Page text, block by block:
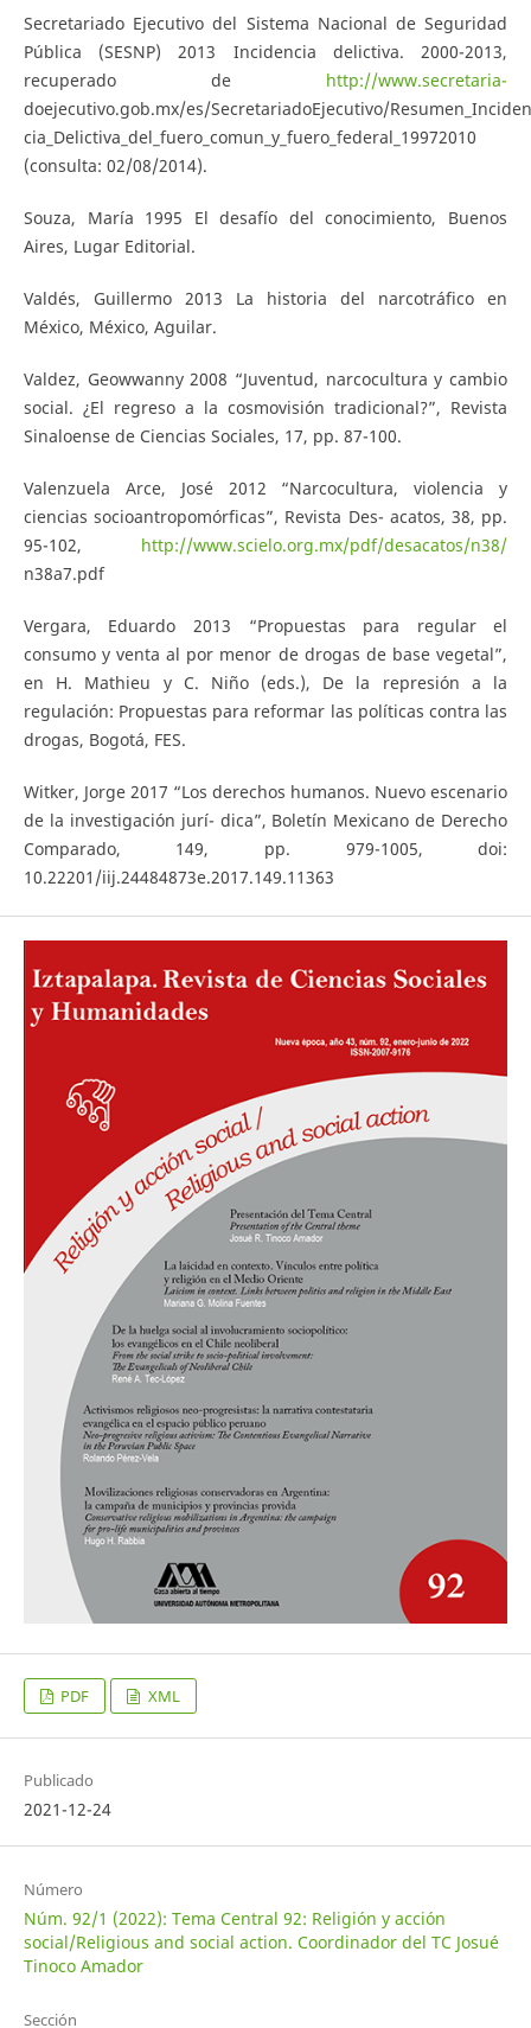
Secretariado Ejecutivo del Sistema Nacional de Seguridad
Pública (SESNP) 2013 Incidencia delictiva. 2000-2013,
recuperado de http://www.secretaria-
doejecutivo.gob.mx/es/SecretariadoEjecutivo/
cia_Delictiva_del_fuero_comun_y_fuero_federal_19972010
(consulta: 02/08/2014).
Souza, María 1995 El desafío del conocimiento, Buenos
Aires, Lugar Editorial.
Valdés, Guillermo 2013 La historia del narcotráfico en
México, México, Aguilar.
Valdez, Geowwanny 2008 “Juventud, narcocultura y cambio
social. ¿El regreso a la cosmovisión tradicional?”, Revista
Sinaloense de Ciencias Sociales, 17, pp. 87-100.
Valenzuela Arce, José 2012 “Narcocultura, violencia y
ciencias socioantropomórficas”, Revista Des- acatos, 38, pp.
95-102, http://www.scielo.org.mx/pdf/desacatos/n38/
n38a7.pdf
Vergara, Eduardo 2013 “Propuestas para regular el
consumo y venta al por menor de drogas de base vegetal”,
en H. Mathieu y C. Niño (eds.), De la represión a la
regulación: Propuestas para reformar las políticas contra las
drogas, Bogotá, FES.
Witker, Jorge 2017 “Los derechos humanos. Nuevo escenario
de la investigación jurí- dica”, Boletín Mexicano de Derecho
Comparado, 149, pp. 979-1005, doi:
10.22201/iij.24484873e.2017.149.11363
PDF XML
Publicado
2021-12-24
Número
Núm. 92/1 (2022): Tema Central 92: Religión y acción
social/Religious and social action. Coordinador del TC Josué
Tinoco Amador
Sección